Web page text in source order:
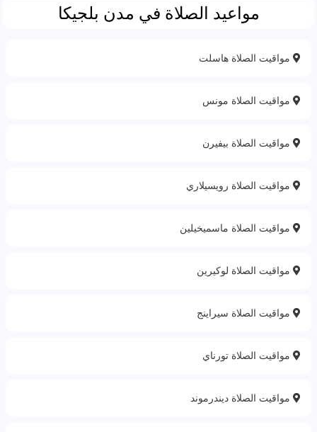
مواعيد الصلاة في مدن بلجيكا
مواقيت الصلاة هاسلت
مواقيت الصلاة مونس
مواقيت الصلاة بيفيرن
مواقيت الصلاة رويسيلاري
مواقيت الصلاة ماسميخيلين
مواقيت الصلاة لوكيرين
مواقيت الصلاة سيراينج
مواقيت الصلاة تورناي
مواقيت الصلاة ديندرموند